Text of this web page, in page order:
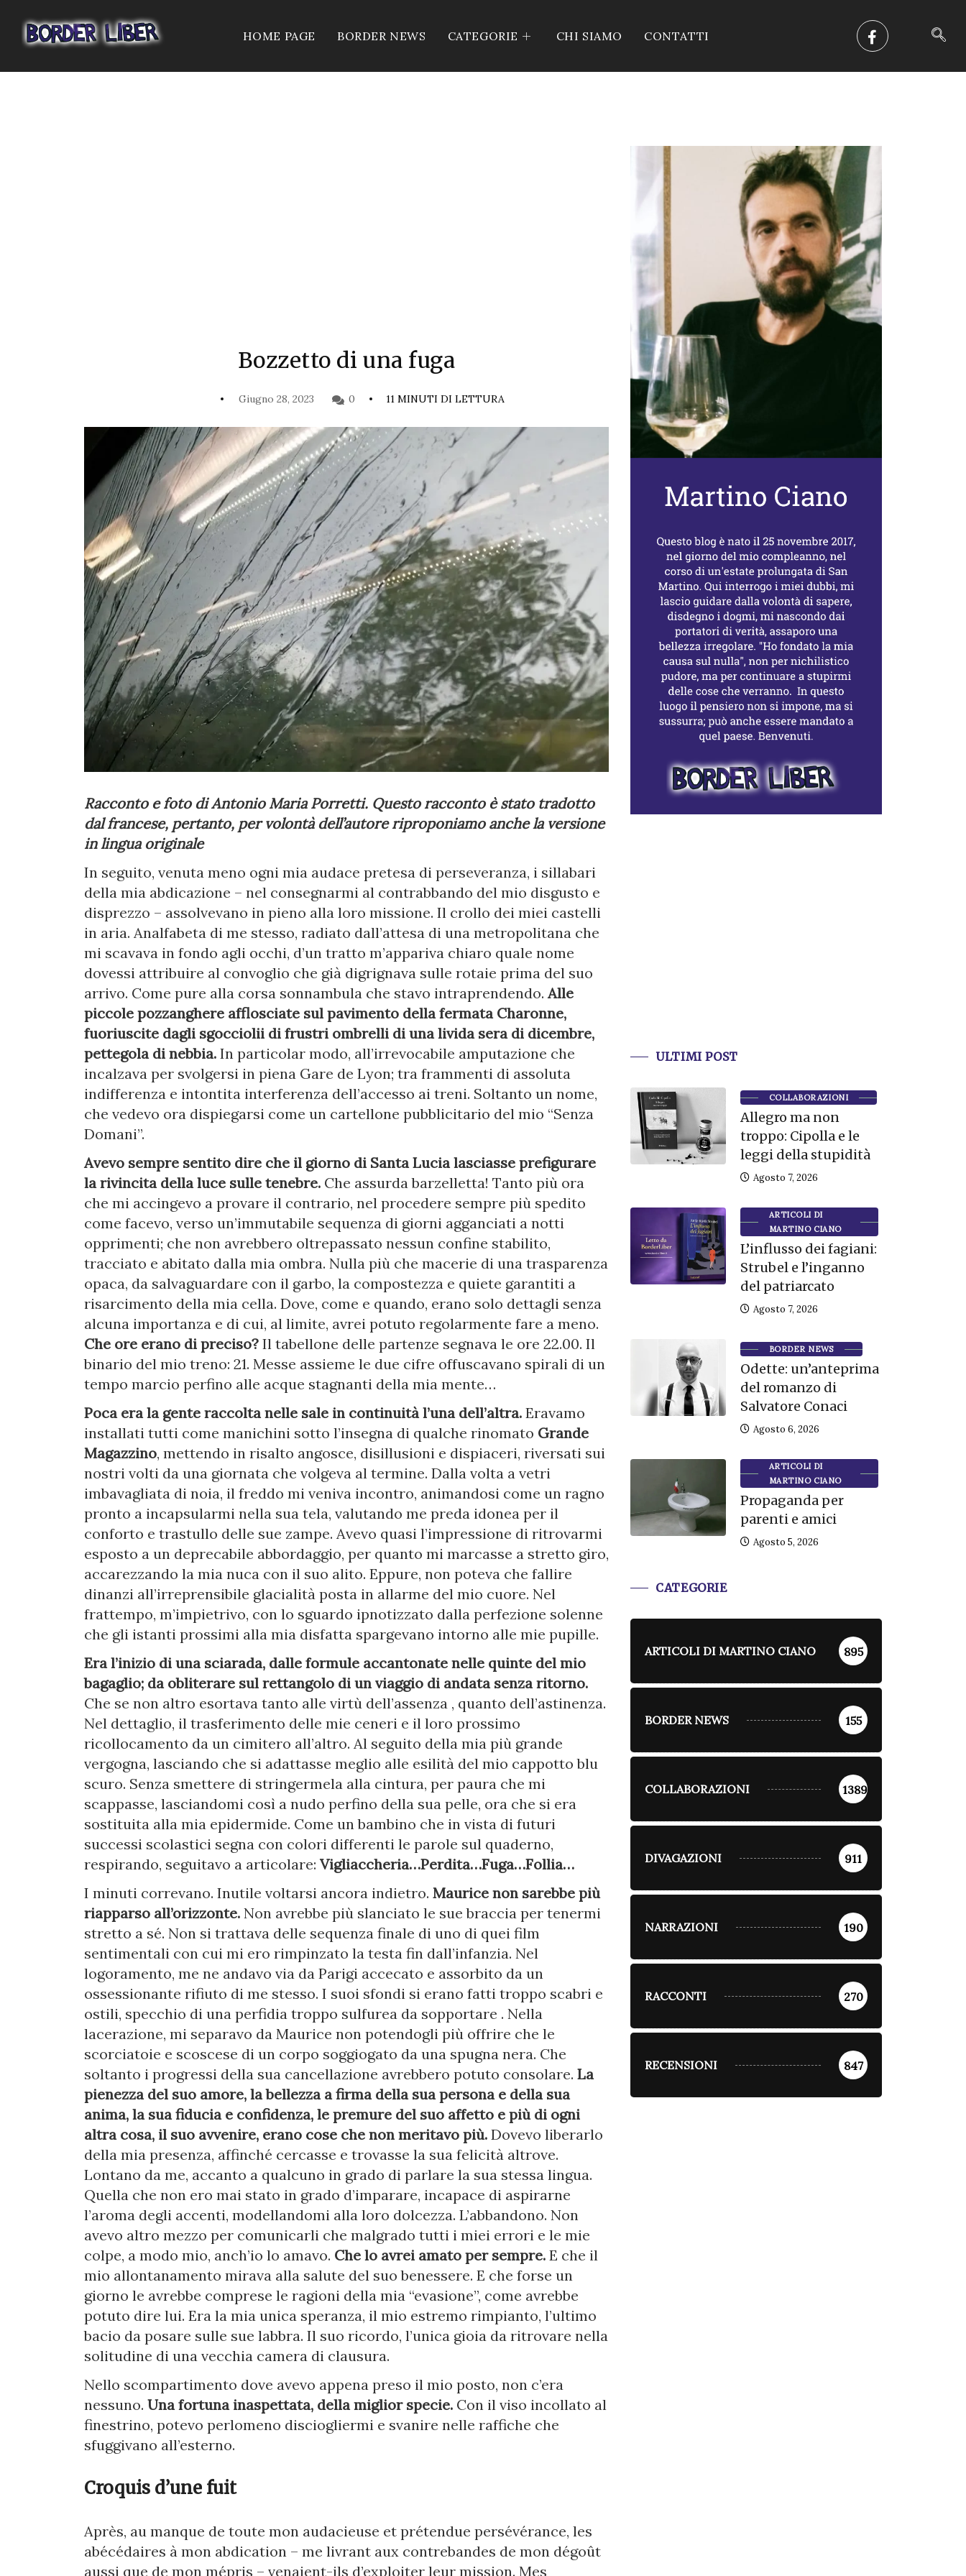
HOME PAGE BORDER NEWS CATEGORIE CHI SIAMO CONTATTI
Bozzetto di una fuga
Giugno 28, 2023 0 11 MINUTI DI LETTURA
Racconto e foto di Antonio Maria Porretti. Questo racconto è stato tradotto
dal francese, pertanto, per volontà dell’autore riproponiamo anche la versione
in lingua originale
In seguito, venuta meno ogni mia audace pretesa di perseveranza, i sillabari
della mia abdicazione – nel consegnarmi al contrabbando del mio disgusto e
disprezzo – assolvevano in pieno alla loro missione. Il crollo dei miei castelli
in aria. Analfabeta di me stesso, radiato dall’attesa di una metropolitana che
mi scavava in fondo agli occhi, d’un tratto m’appariva chiaro quale nome
dovessi attribuire al convoglio che già digrignava sulle rotaie prima del suo
arrivo. Come pure alla corsa sonnambula che stavo intraprendendo. Alle
piccole pozzanghere afflosciate sul pavimento della fermata Charonne,
fuoriuscite dagli sgocciolii di frustri ombrelli di una livida sera di dicembre,
pettegola di nebbia. In particolar modo, all’irrevocabile amputazione che
incalzava per svolgersi in piena Gare de Lyon; tra frammenti di assoluta
indifferenza e intontita interferenza dell’accesso ai treni. Soltanto un nome,
che vedevo ora dispiegarsi come un cartellone pubblicitario del mio “Senza
Domani”.
Avevo sempre sentito dire che il giorno di Santa Lucia lasciasse prefigurare
la rivincita della luce sulle tenebre. Che assurda barzelletta! Tanto più ora
che mi accingevo a provare il contrario, nel procedere sempre più spedito
come facevo, verso un’immutabile sequenza di giorni agganciati a notti
opprimenti; che non avrebbero oltrepassato nessun confine stabilito,
tracciato e abitato dalla mia ombra. Nulla più che macerie di una trasparenza
opaca, da salvaguardare con il garbo, la compostezza e quiete garantiti a
risarcimento della mia cella. Dove, come e quando, erano solo dettagli senza
alcuna importanza e di cui, al limite, avrei potuto regolarmente fare a meno.
Che ore erano di preciso? Il tabellone delle partenze segnava le ore 22.00. Il
binario del mio treno: 21. Messe assieme le due cifre offuscavano spirali di un
tempo marcio perfino alle acque stagnanti della mia mente…
Poca era la gente raccolta nelle sale in continuità l’una dell’altra. Eravamo
installati tutti come manichini sotto l’insegna di qualche rinomato Grande
Magazzino, mettendo in risalto angosce, disillusioni e dispiaceri, riversati sui
nostri volti da una giornata che volgeva al termine. Dalla volta a vetri
imbavagliata di noia, il freddo mi veniva incontro, animandosi come un ragno
pronto a incapsularmi nella sua tela, valutando me preda idonea per il
conforto e trastullo delle sue zampe. Avevo quasi l’impressione di ritrovarmi
esposto a un deprecabile abbordaggio, per quanto mi marcasse a stretto giro,
accarezzando la mia nuca con il suo alito. Eppure, non poteva che fallire
dinanzi all’irreprensibile glacialità posta in allarme del mio cuore. Nel
frattempo, m’impietrivo, con lo sguardo ipnotizzato dalla perfezione solenne
che gli istanti prossimi alla mia disfatta spargevano intorno alle mie pupille.
Era l’inizio di una sciarada, dalle formule accantonate nelle quinte del mio
bagaglio; da obliterare sul rettangolo di un viaggio di andata senza ritorno.
Che se non altro esortava tanto alle virtù dell’assenza , quanto dell’astinenza.
Nel dettaglio, il trasferimento delle mie ceneri e il loro prossimo
ricollocamento da un cimitero all’altro. Al seguito della mia più grande
vergogna, lasciando che si adattasse meglio alle esilità del mio cappotto blu
scuro. Senza smettere di stringermela alla cintura, per paura che mi
scappasse, lasciandomi così a nudo perfino della sua pelle, ora che si era
sostituita alla mia epidermide. Come un bambino che in vista di futuri
successi scolastici segna con colori differenti le parole sul quaderno,
respirando, seguitavo a articolare: Vigliaccheria…Perdita…Fuga…Follia…
I minuti correvano. Inutile voltarsi ancora indietro. Maurice non sarebbe più
riapparso all’orizzonte. Non avrebbe più slanciato le sue braccia per tenermi
stretto a sé. Non si trattava delle sequenza finale di uno di quei film
sentimentali con cui mi ero rimpinzato la testa fin dall’infanzia. Nel
logoramento, me ne andavo via da Parigi accecato e assorbito da un
ossessionante rifiuto di me stesso. I suoi sfondi si erano fatti troppo scabri e
ostili, specchio di una perfidia troppo sulfurea da sopportare . Nella
lacerazione, mi separavo da Maurice non potendogli più offrire che le
scorciatoie e scoscese di un corpo soggiogato da una spugna nera. Che
soltanto i progressi della sua cancellazione avrebbero potuto consolare. La
pienezza del suo amore, la bellezza a firma della sua persona e della sua
anima, la sua fiducia e confidenza, le premure del suo affetto e più di ogni
altra cosa, il suo avvenire, erano cose che non meritavo più. Dovevo liberarlo
della mia presenza, affinché cercasse e trovasse la sua felicità altrove.
Lontano da me, accanto a qualcuno in grado di parlare la sua stessa lingua.
Quella che non ero mai stato in grado d’imparare, incapace di aspirarne
l’aroma degli accenti, modellandomi alla loro dolcezza. L’abbandono. Non
avevo altro mezzo per comunicarli che malgrado tutti i miei errori e le mie
colpe, a modo mio, anch’io lo amavo. Che lo avrei amato per sempre. E che il
mio allontanamento mirava alla salute del suo benessere. E che forse un
giorno le avrebbe comprese le ragioni della mia “evasione”, come avrebbe
potuto dire lui. Era la mia unica speranza, il mio estremo rimpianto, l’ultimo
bacio da posare sulle sue labbra. Il suo ricordo, l’unica gioia da ritrovare nella
solitudine di una vecchia camera di clausura.
Nello scompartimento dove avevo appena preso il mio posto, non c’era
nessuno. Una fortuna inaspettata, della miglior specie. Con il viso incollato al
finestrino, potevo perlomeno disciogliermi e svanire nelle raffiche che
sfuggivano all’esterno.
Croquis d’une fuit
Après, au manque de toute mon audacieuse et prétendue persévérance, les
abécédaires à mon abdication – me livrant aux contrebandes de mon dégoût
aussi que de mon mépris – venaient-ils d’exploiter leur mission. Mes
ULTIMI POST
COLLABORAZIONI
Allegro ma non
troppo: Cipolla e le
leggi della stupidità
Agosto 7, 2026
ARTICOLI DI
MARTINO CIANO
L’influsso dei fagiani:
Strubel e l’inganno
del patriarcato
Agosto 7, 2026
BORDER NEWS
Odette: un’anteprima
del romanzo di
Salvatore Conaci
Agosto 6, 2026
ARTICOLI DI
MARTINO CIANO
Propaganda per
parenti e amici
Agosto 5, 2026
CATEGORIE
ARTICOLI DI MARTINO CIANO 895
BORDER NEWS 155
COLLABORAZIONI 1389
DIVAGAZIONI 911
NARRAZIONI 190
RACCONTI 270
RECENSIONI 847